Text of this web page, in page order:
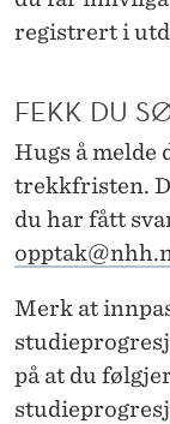
registrert i
FEKK DU
Hugs å melde
trekkfristen.
du har fått
Merk at
på at du